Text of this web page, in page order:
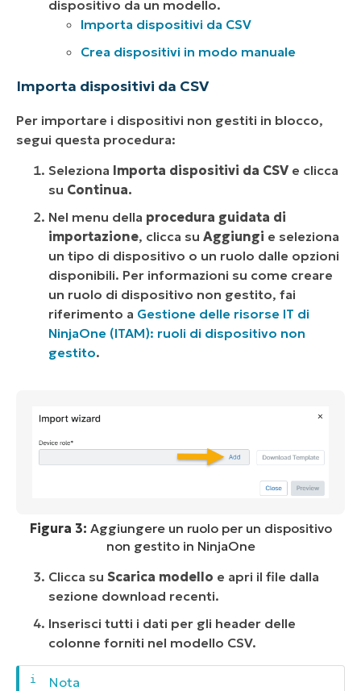
dispositivo da un modello.
Importa dispositivi da CSV
Crea dispositivi in modo manuale
Importa dispositivi da CSV
Per importare i dispositivi non gestiti in blocco,
segui questa procedura:
Seleziona Importa dispositivi da CSV e clicca
su Continua.
Nel menu della procedura guidata di
importazione, clicca su Aggiungi e seleziona
un tipo di dispositivo o un ruolo dalle opzioni
disponibili. Per informazioni su come creare
un ruolo di dispositivo non gestito, fai
riferimento a Gestione delle risorse IT di
NinjaOne (ITAM): ruoli di dispositivo non
gestito.
Figura 3: Aggiungere un ruolo per un dispositivo
non gestito in NinjaOne
Clicca su Scarica modello e apri il file dalla
sezione download recenti.
Inserisci tutti i dati per gli header delle
colonne forniti nel modello CSV.